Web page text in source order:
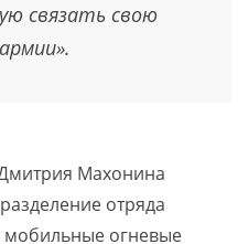
связать свою
Махонина
отряда
мобильные огневые